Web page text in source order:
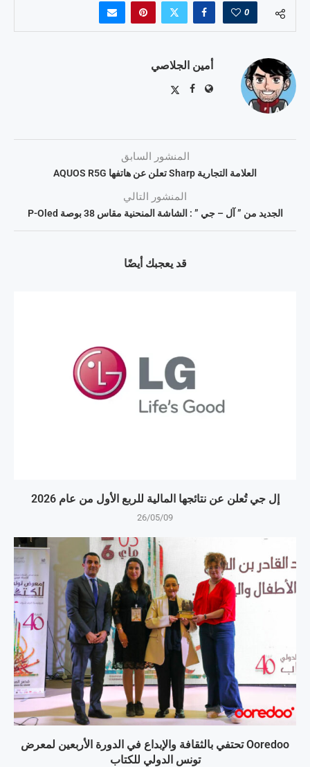
0
أمين الجلاصي
المنشور السابق
العلامة التجارية Sharp تعلن عن هاتفها AQUOS R5G
المنشور التالي
الجديد من ” آل – جي ” : الشاشة المنحنية مقاس 38 بوصة P-Oled
قد يعجبك أيضًا
إل جي تُعلن عن نتائجها المالية للربع الأول من عام 2026
26/05/09
Ooredoo تحتفي بالثقافة والإبداع في الدورة الأربعين لمعرض
تونس الدولي للكتاب